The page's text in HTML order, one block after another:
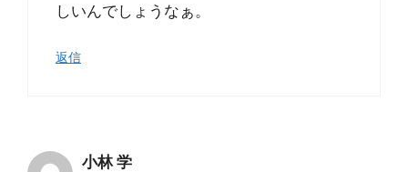
しいんでしょうなぁ。
返信
小林 学